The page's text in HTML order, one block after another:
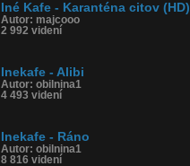
Iné Kafe - Karanténa citov (HD)
Autor: majcooo
2 992 videní
Inekafe - Alibi
Autor: obilnina1
4 493 videní
Inekafe - Ráno
Autor: obilnina1
8 816 videní